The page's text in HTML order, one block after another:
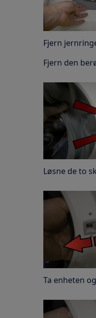
Fjern
Fjern den
Løsne de to
Ta enheten